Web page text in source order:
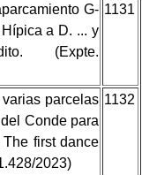
G-
a D. ... y
(Expte.
1131
parcelas
Conde para
first dance
2023)
1132